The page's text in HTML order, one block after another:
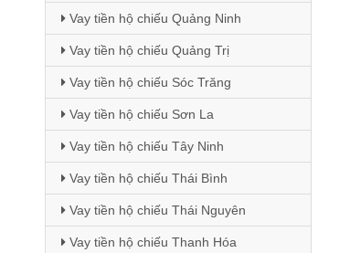
Vay tiền hộ chiếu Quảng Ninh
Vay tiền hộ chiếu Quảng Trị
Vay tiền hộ chiếu Sóc Trăng
Vay tiền hộ chiếu Sơn La
Vay tiền hộ chiếu Tây Ninh
Vay tiền hộ chiếu Thái Bình
Vay tiền hộ chiếu Thái Nguyên
Vay tiền hộ chiếu Thanh Hóa